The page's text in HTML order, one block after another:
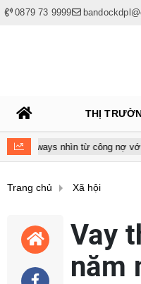
0879 73 9999
THỊ
nhìn từ công nợ với ACV
Trang chủ Xã hội
Vay
năm